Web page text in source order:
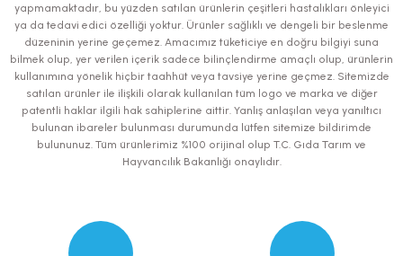
Ürün açıklamasında eksik bilgiler bulunuyor.
Ürün bilgilerinde hatalar bulunuyor.
Ürün fiyatı diğer sitelerden daha pahalı.
Bu ürüne benzer farklı alternatifler olmalı.
yapmamaktadır, bu yüzden satılan ürünlerin çeşitleri hastalıkları önleyici
ya da tedavi edici özelliği yoktur. Ürünler sağlıklı ve dengeli bir beslenme
düzeninin yerine geçemez. Amacımız tüketiciye en doğru bilgiyi suna
bilmek olup, yer verilen içerik sadece bilinçlendirme amaçlı olup, ürünlerin
kullanımına yönelik hiçbir taahhüt veya tavsiye yerine geçmez. Sitemizde
satılan ürünler ile ilişkili olarak kullanılan tüm logo ve marka ve diğer
patentli haklar ilgili hak sahiplerine aittir. Yanlış anlaşılan veya yanıltıcı
bulunan ibareler bulunması durumunda lütfen sitemize bildirimde
bulununuz. Tüm ürünlerimiz %100 orijinal olup T.C. Gıda Tarım ve
Hayvancılık Bakanlığı onaylıdır.